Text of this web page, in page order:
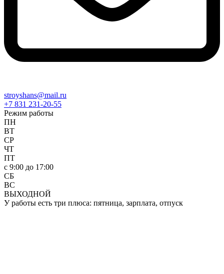
stroyshans@mail.ru
+7 831 231-20-55
Режим работы
ПН
ВТ
СР
ЧТ
ПТ
c 9:00 до 17:00
СБ
ВС
ВЫХОДНОЙ
У работы есть три плюса: пятница, зарплата, отпуск